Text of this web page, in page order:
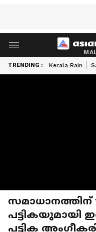
TRENDING : Kerala Rain
പട്ടികയുമായി
പട്ടിക